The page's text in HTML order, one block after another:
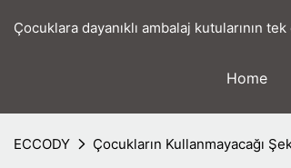
Çocuklara dayanıklı ambalaj kutularının
Home
ECCODY Çocukların Kullanmayacağı